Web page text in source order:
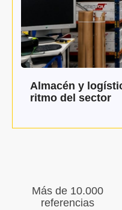
Almacén y
ritmo del sector
Más de 10.000
referencias